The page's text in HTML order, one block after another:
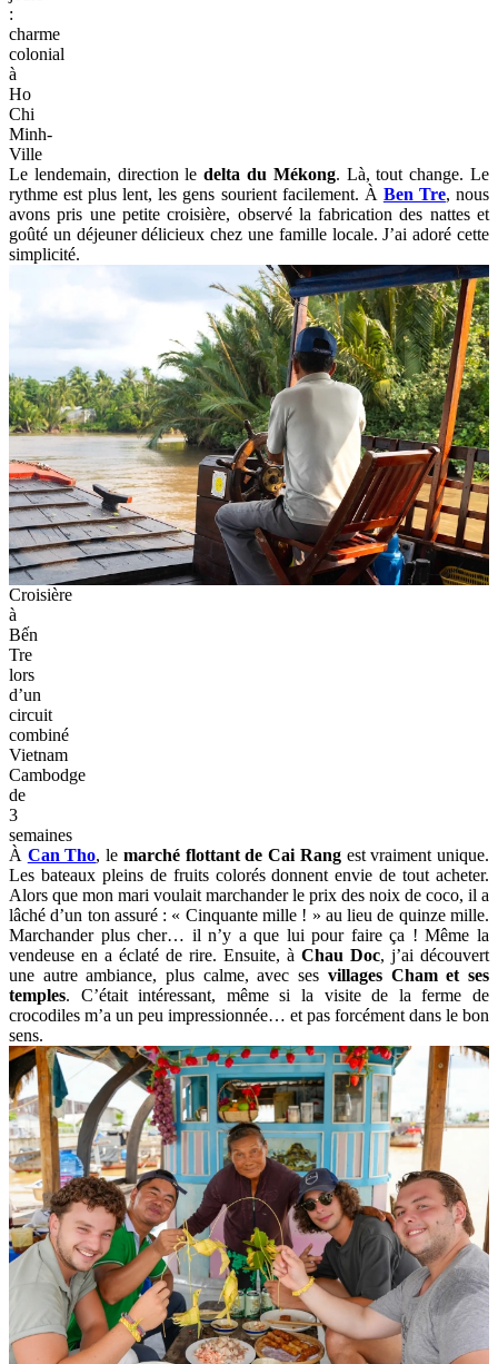
:
charme
colonial
à
Ho
Chi
Minh-
Ville
Le lendemain, direction ledelta du Mékong. Là, tout change. Le
rythme est plus lent, les gens sourient facilement. À Ben Tre, nous
avons pris une petite croisière, observé la fabrication des nattes et
goûté un déjeuner délicieux chez une famille locale. J’ai adoré cette
simplicité.
Croisière
à
Bến
Tre
lors
d’un
circuit
combiné
Vietnam
Cambodge
de
3
semaines
À Can Tho, le marché flottant de Cai Rangest vraiment unique.
Les bateaux pleins de fruits colorés donnent envie de tout acheter.
Alors que mon mari voulait marchander le prix des noix de coco, il a
lâché d’un ton assuré : « Cinquante mille ! » au lieu de quinze mille.
Marchander plus cher… il n’y a que lui pour faire ça ! Même la
vendeuse en a éclaté de rire. Ensuite, à Chau Doc, j’ai découvert
une autre ambiance, plus calme, avec ses villages Cham et ses
temples. C’était intéressant, même si la visite de la ferme de
crocodiles m’a un peu impressionnée… et pas forcément dans le bon
sens.